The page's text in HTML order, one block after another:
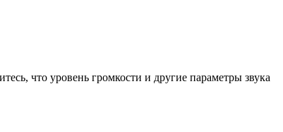
что уровень громкости и другие параметры звука